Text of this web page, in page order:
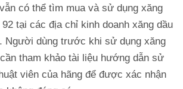
có thể tìm mua và sử dụng xăng
tại các địa chỉ kinh doanh xăng dầu
Người dùng trước khi sử dụng xăng
tham khảo tài liệu hướng dẫn sử
viên của hãng để được xác nhận